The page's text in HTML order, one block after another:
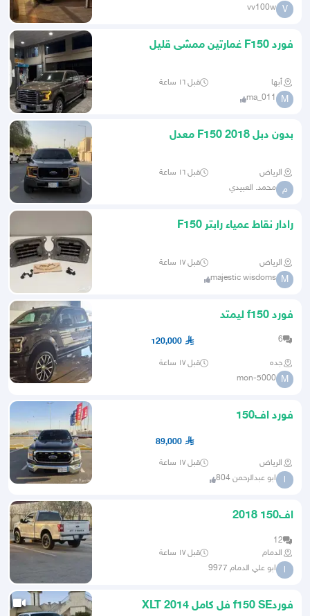
V
vv100w
فورد F150 غمارتين ممشى قليل
أبها قبل ١٦ ساعة
M
ma_011
بدون دبل F150 2018 معدل
الرياض قبل ١٦ ساعة
م محمد. العبيدي
رادار نقاط عمياء رابتر F150
الرياض قبل ١٧ ساعة
M
majestic wisdoms
فورد f150 ليمتد
6
120,000
جده قبل ١٧ ساعة
M
mon-5000
فورد اف150
89,000
الرياض قبل ١٧ ساعة
ا ابو عبدالرحمن 804
اف150 2018
12
الدمام
قبل ١٧ ساعة
ا ابو علي الدمام 9977
فوردf150 SE فل كامل XLT 2014